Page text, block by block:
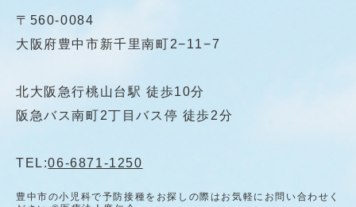
〒560-0084
大阪府豊中市新千里南町2−11−7
北大阪急行桃山台駅 徒歩10分
阪急バス南町2丁目バス停 徒歩2分
TEL:06-6871-1250
豊中市の小児科で予防接種をお探しの際はお気軽にお問い合わせく